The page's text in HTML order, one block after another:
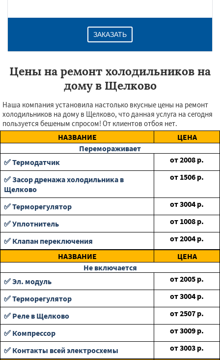
ЗАКАЗАТЬ
Цены на ремонт холодильников на
дому в Щелково
Наша компания установила настолько вкусные цены на ремонт
холодильников на дому в Щелково, что данная услуга на сегодня
пользуется бешеным спросом! От клиентов отбоя нет.
НАЗВАНИЕ
ЦЕНА
Перемораживает
✅ Термодатчик
от2008 р.
✅ Засор дренажа холодильника в
Щелково
от 1506 р.
✅ Терморегулятор от3004 р.
✅ Уплотнитель
от 1008 р.
✅ Клапан переключения
от2004 р.
НАЗВАНИЕ
ЦЕНА
Не включается
✅ Эл. модуль
от2005 р.
✅ Терморегулятор
от3004 р.
✅ Реле в Щелково
от2507 р.
✅ Компрессор
от3009 р.
✅ Контакты всей электросхемы
от3003 р.